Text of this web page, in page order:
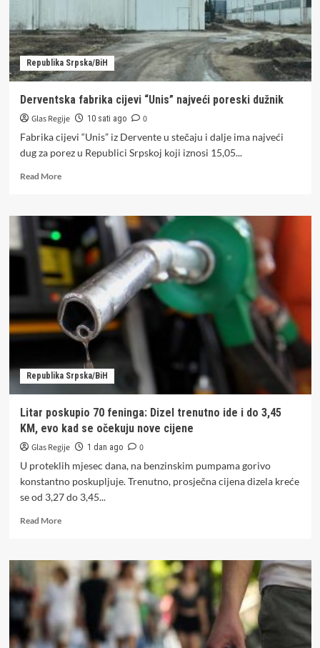
u
Republici
Srpskoj
do
18.
Republika Srpska/BiH
Derventska fabrika cijevi “Unis” najveći poreski dužnik
Glas Regije 10 sati ago
0
Fabrika cijevi “Unis” iz Dervente u stečaju i dalje ima najveći
dug za porez u Republici Srpskoj koji iznosi 15,05...
Read MoreRead
Derventska
fabrika
cijevi
“Unis”
najveći
poreski
dužnik
Republika Srpska/BiH
Litar poskupio 70 feninga: Dizel trenutno ide i do 3,45
KM, evo kad se očekuju nove cijene
Glas Regije 1 dan ago
0
U proteklih mjesec dana, na benzinskim pumpama gorivo
konstantno poskupljuje. Trenutno, prosječna cijena dizela kreće
se od 3,27 do 3,45...
Read MoreRead
Litar
poskupio
70
trenutno
ide